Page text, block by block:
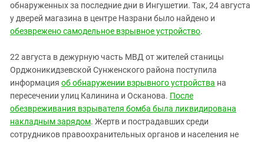
обнаруженных за последние дни в Ингушетии. Так, 24 августа
у дверей магазина в центре Назрани было найдено и
обезврежено самодельное взрывное устройство.
22 августа в дежурную часть МВД от жителей станицы
Орджоникидзевской Сунженского района поступила
информация об обнаружении взрывного устройства на
пересечении улиц Калинина и Осканова. После
обезвреживания взрывателя бомба была ликвидирована
накладным зарядом. Жертв и пострадавших среди
сотрудников правоохранительных органов и населения не